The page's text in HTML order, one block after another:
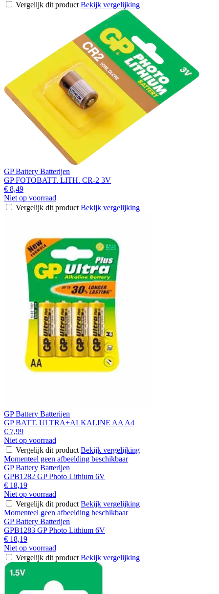
Vergelijk dit product Bekijk vergelijking
GP Battery Batterijen
GP FOTOBATT. LITH. CR-2 3V
€ 8,49
Niet op voorraad
Vergelijk dit product Bekijk vergelijking
GP Battery Batterijen
GP BATT. ULTRA+ALKALINE AA A4
€ 7,99
Niet op voorraad
Vergelijk dit product Bekijk vergelijking
Momenteel geen afbeelding beschikbaar
GP Battery Batterijen
GPB1282 GP Photo Lithium 6V
€ 18,19
Niet op voorraad
Vergelijk dit product Bekijk vergelijking
Momenteel geen afbeelding beschikbaar
GP Battery Batterijen
GPB1283 GP Photo Lithium 6V
€ 18,19
Niet op voorraad
Vergelijk dit product Bekijk vergelijking